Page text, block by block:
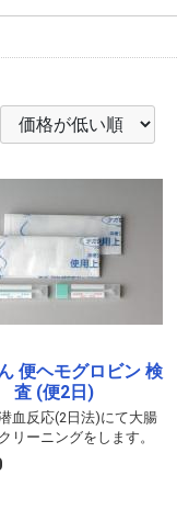
便ヘモグロビン 検
査 (便2日)
血反応(2日法)にて大腸
リーニングをします。